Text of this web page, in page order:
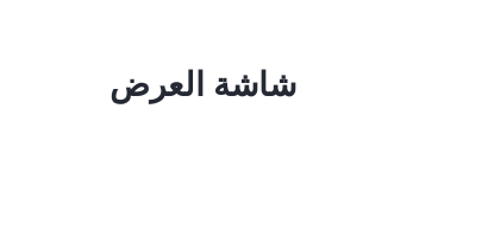
شاشة العرض